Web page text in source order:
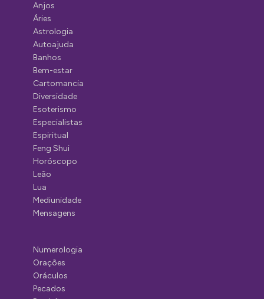
Anjos
Áries
Astrologia
Autoajuda
Banhos
Bem-estar
Cartomancia
Diversidade
Esoterismo
Especialistas
Espiritual
Feng Shui
Horóscopo
Leão
Lua
Mediunidade
Mensagens
Numerologia
Orações
Oráculos
Pecados